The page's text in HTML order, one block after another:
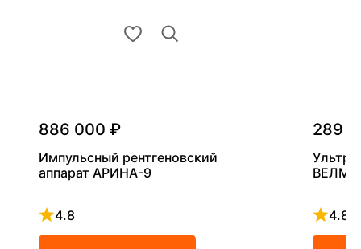
886 000 ₽
Импульсный рентгеновский
аппарат АРИНА-9
4.8
Рейтинг 4.8 из 5
289
4.8